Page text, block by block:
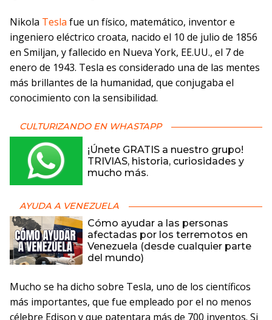
Nikola Tesla fue un físico, matemático, inventor e
ingeniero eléctrico croata, nacido el 10 de julio de 1856
en Smiljan, y fallecido en Nueva York, EE.UU., el 7 de
enero de 1943. Tesla es considerado una de las mentes
más brillantes de la humanidad, que conjugaba el
conocimiento con la sensibilidad.
CULTURIZANDO EN WHASTAPP
¡Únete GRATIS a nuestro grupo!
TRIVIAS, historia, curiosidades y
mucho más.
AYUDA A VENEZUELA
Cómo ayudar a las personas
afectadas por los terremotos en
Venezuela (desde cualquier parte
del mundo)
Mucho se ha dicho sobre Tesla, uno de los científicos
más importantes, que fue empleado por el no menos
célebre Edison y que patentara más de 700 inventos. Si